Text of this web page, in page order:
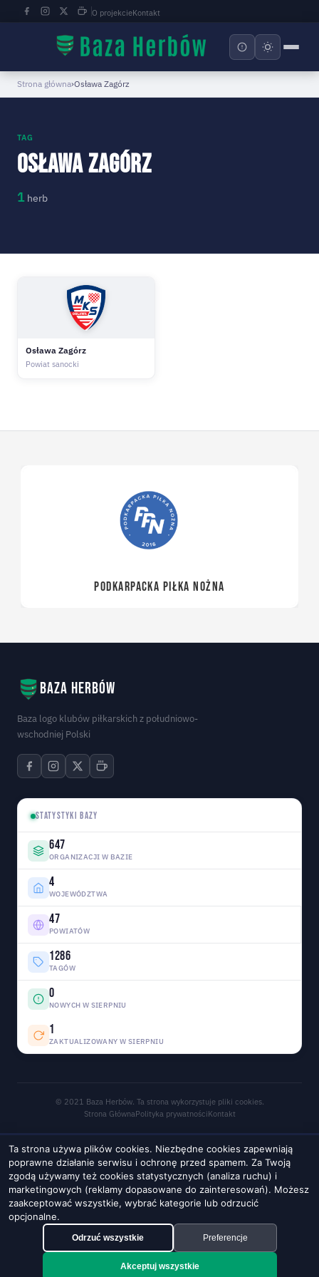
O projekcieKontakt
Strona główna›Osława Zagórz
TAG
Osława Zagórz
1 herb
Osława Zagórz
Powiat sanocki
PODKARPACKA PIŁKA NOŻNA
Baza herbów
Baza logo klubów piłkarskich z południowo-
wschodniej Polski
STATYSTYKI BAZY
647
ORGANIZACJI W BAZIE
4
WOJEWÓDZTWA
47
POWIATÓW
1286
TAGÓW
0
NOWYCH W SIERPNIU
1
ZAKTUALIZOWANY W SIERPNIU
© 2021 Baza Herbów. Ta strona wykorzystuje pliki cookies.
Strona GłównaPolityka prywatnościKontakt
Ta strona używa plików cookies. Niezbędne cookies zapewniają
poprawne działanie serwisu i ochronę przed spamem. Za Twoją
zgodą używamy też cookies statystycznych (analiza ruchu) i
marketingowych (reklamy dopasowane do zainteresowań). Możesz
zaakceptować wszystkie, wybrać kategorie lub odrzucić
opcjonalne.
Odrzuć wszystkie Preferencje
Akceptuj wszystkie